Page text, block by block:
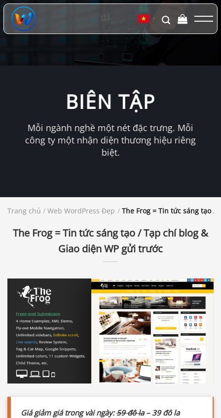
Chuyển
đến
dung
▼
BIÊN TẬP
Mỗi ngành nghề một nét đặc trưng. Mỗi
công ty một nhận diện thương hiệu riêng
biệt.
Trang chủ / Web WordPress Đẹp / The Frog = Tin tức sáng tạo /
The Frog = Tin tức sáng tạo / Tạp chí blog &
Giao diện WP gửi trước
Giá giảm giá trong vài ngày:59 đô la– 39 đô la